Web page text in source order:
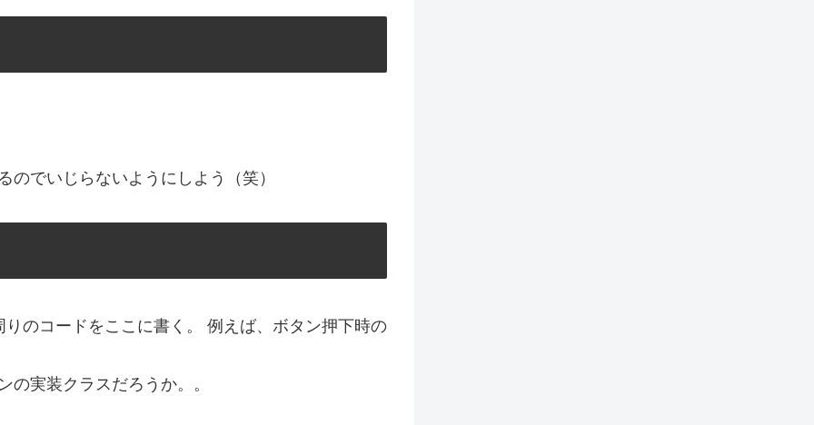
でいじらないようにしよう（笑）
のコードをここに書く。 例えば、ボタン押下時の
の実装クラスだろうか。。